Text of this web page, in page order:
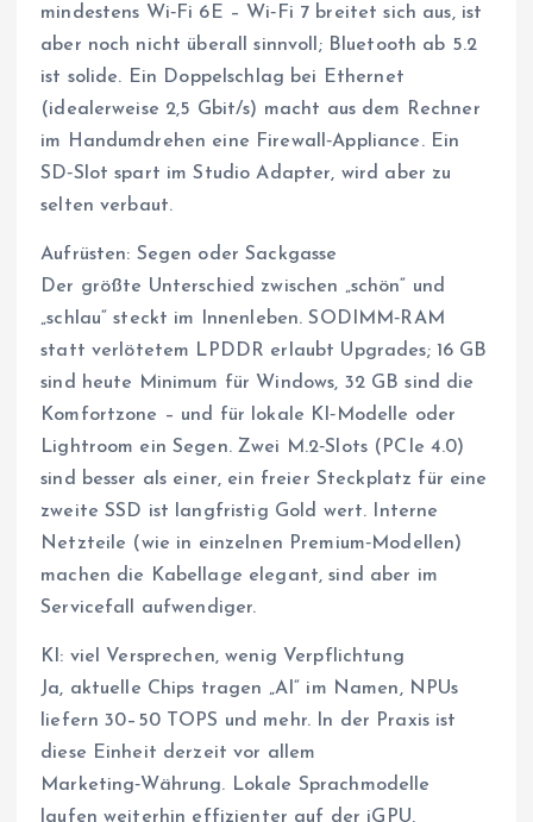
mindestens Wi‑Fi 6E – Wi‑Fi 7 breitet sich aus, ist
aber noch nicht überall sinnvoll; Bluetooth ab 5.2
ist solide. Ein Doppelschlag bei Ethernet
(idealerweise 2,5 Gbit/s) macht aus dem Rechner
im Handumdrehen eine Firewall‑Appliance. Ein
SD‑Slot spart im Studio Adapter, wird aber zu
selten verbaut.
Aufrüsten: Segen oder Sackgasse
Der größte Unterschied zwischen „schön“ und
„schlau“ steckt im Innenleben. SODIMM‑RAM
statt verlötetem LPDDR erlaubt Upgrades; 16 GB
sind heute Minimum für Windows, 32 GB sind die
Komfortzone – und für lokale KI‑Modelle oder
Lightroom ein Segen. Zwei M.2‑Slots (PCIe 4.0)
sind besser als einer, ein freier Steckplatz für eine
zweite SSD ist langfristig Gold wert. Interne
Netzteile (wie in einzelnen Premium‑Modellen)
machen die Kabellage elegant, sind aber im
Servicefall aufwendiger.
KI: viel Versprechen, wenig Verpflichtung
Ja, aktuelle Chips tragen „AI“ im Namen, NPUs
liefern 30–50 TOPS und mehr. In der Praxis ist
diese Einheit derzeit vor allem
Marketing‑Währung. Lokale Sprachmodelle
laufen weiterhin effizienter auf der iGPU,